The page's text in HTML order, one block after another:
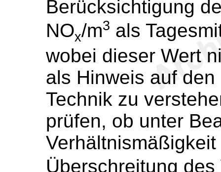
Berücksichtigung
NOx/m3 als
wobei dieser Wert
als Hinweis auf
Technik zu
prüfen, ob unter
Überschreitung